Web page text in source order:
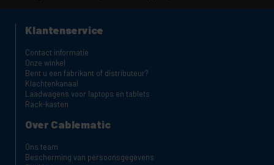
Klantenservice
Contact informatie
Onze winkel
Bent u een fabrikant of distributeur?
Klachtenkanaal
Laadwagens voor laptops en tablets
Rack-kasten
Over Cablematic
Ons team
Bescherming van persoonsgegevens